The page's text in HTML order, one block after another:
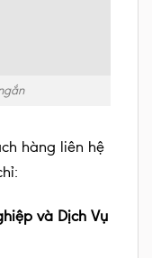
hàng liên hệ
và Dịch Vụ